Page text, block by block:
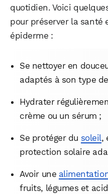
quotidien. Voici
pour préserver la santé
épiderme :
Se nettoyer en
adaptés à son type
Hydrater
crème ou un sérum ;
Se protéger du soleil,
protection solaire
Avoir une
fruits, légumes et